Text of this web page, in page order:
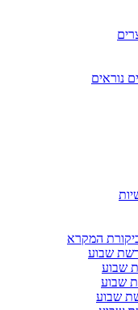
נוראים
המקרא
שבוע
שבוע
שבוע
שבוע